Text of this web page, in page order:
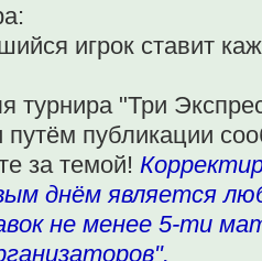
игрок ставит
турнира "Три
путём публикации
за темой!
днём является
не менее 5-ти